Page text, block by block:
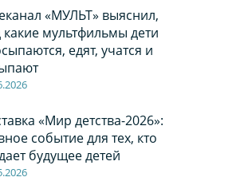
«МУЛЬТ» выяснил,
какие мультфильмы дети
едят, учатся и
.2026
«Мир детства-2026»:
событие для тех, кто
будущее детей
.2026